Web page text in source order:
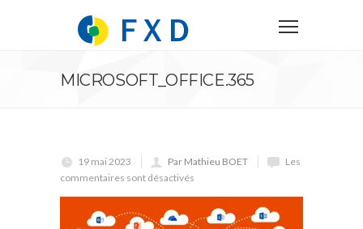
MICROSOFT_OFFICE.365
19 mai 2023 Par Mathieu BOET
Les
commentaires sont désactivés